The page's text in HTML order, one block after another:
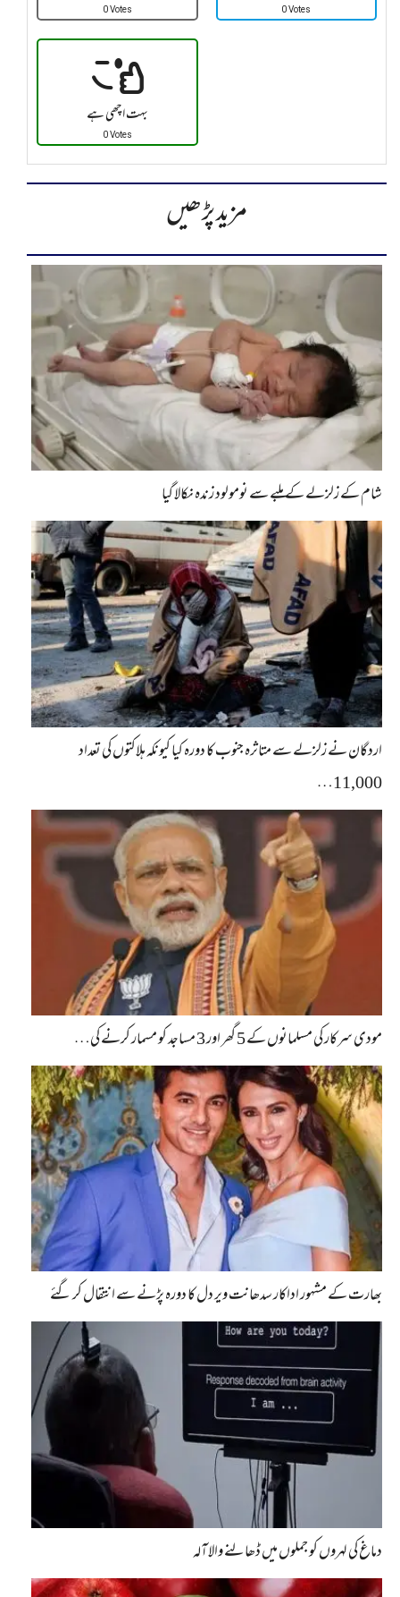
0 Votes 0 Votes
بہت اچھی ہے
0 Votes
مزید پڑھیں
شام کے زلزلے کے ملبے سے نومولود زندہ نکالا گیا
اردگان نے زلزلے سے متاثرہ جنوب کا دورہ کیا کیونکہ ہلاکتوں کی تعداد
11,000…
مودی سرکار کی مسلمانوں کے 5 گھر اور 3 مساجد کو مسمار کرنے کی…
بھارت کے مشہور اداکار سدھانت ویر دل کا دورہ پڑنے سے انتقال کر گئے
دماغ کی لہروں کو جملوں میں ڈھالنے والا آلہ